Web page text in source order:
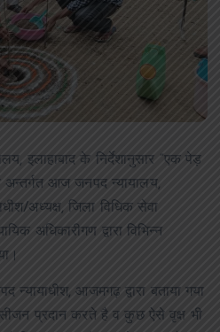
इलाहाबाद के निर्देशानुसार “एक पेड़
अन्तर्गत आज जनपद न्यायालय,
अध्यक्ष, जिला विधिक सेवा
अधिकारीगण द्वारा विभिन्न
न्यायाधीश, आजमगढ़ द्वारा बताया गया
प्रदान करते है व कुछ ऐसे वृक्ष भी